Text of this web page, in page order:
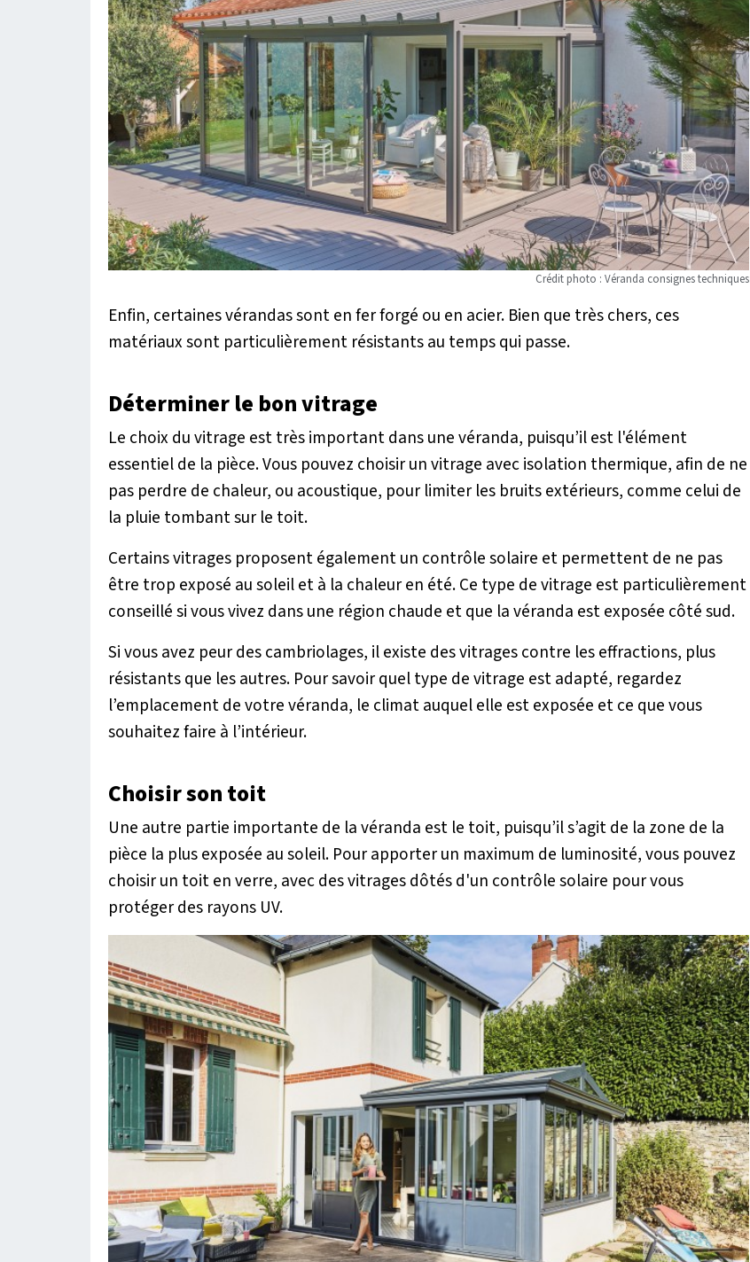
Crédit photo : Véranda consignes techniques
Enfin, certaines vérandas sont en fer forgé ou en acier. Bien que très chers, ces
matériaux sont particulièrement résistants au temps qui passe.
Déterminer le bon vitrage
Le choix du vitrage est très important dans une véranda, puisqu’il est l'élément
essentiel de la pièce. Vous pouvez choisir un vitrage avec isolation thermique, afin de ne
pas perdre de chaleur, ou acoustique, pour limiter les bruits extérieurs, comme celui de
la pluie tombant sur le toit.
Certains vitrages proposent également un contrôle solaire et permettent de ne pas
être trop exposé au soleil et à la chaleur en été. Ce type de vitrage est particulièrement
conseillé si vous vivez dans une région chaude et que la véranda est exposée côté sud.
Si vous avez peur des cambriolages, il existe des vitrages contre les effractions, plus
résistants que les autres. Pour savoir quel type de vitrage est adapté, regardez
l’emplacement de votre véranda, le climat auquel elle est exposée et ce que vous
souhaitez faire à l’intérieur.
Choisir son toit
Une autre partie importante de la véranda est le toit, puisqu’il s’agit de la zone de la
pièce la plus exposée au soleil. Pour apporter un maximum de luminosité, vous pouvez
choisir un toit en verre, avec des vitrages dôtés d'un contrôle solaire pour vous
protéger des rayons UV.